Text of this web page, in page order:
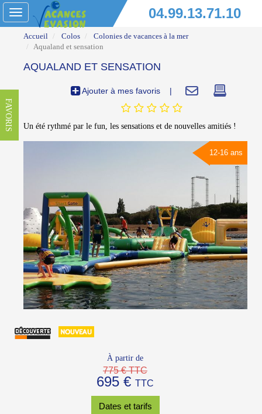
04.99.13.71.10
Toggle
navigation
FAVORIS
Accueil Colos
Colonies de vacances à la mer
Aqualand et sensation
AQUALAND ET SENSATION
Ajouter à mes favoris |
Un été rythmé par le fun, les sensations et de nouvelles amitiés !
12-16 ans
À partir de
775 € TTC
695 € TTC
Dates et tarifs